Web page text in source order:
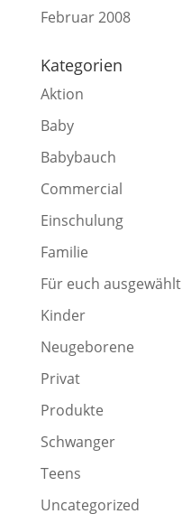
Februar 2008
Kategorien
Aktion
Baby
Babybauch
Commercial
Einschulung
Familie
Für euch ausgewählt
Kinder
Neugeborene
Privat
Produkte
Schwanger
Teens
Uncategorized